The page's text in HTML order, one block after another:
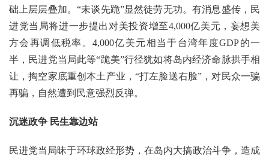
础上层层叠加。“未谈先跪”显然徒劳无功。有消息盛传，民
进党当局将进一步提出对美投资增至4,000亿美元，妄想美
方会再调低税率。4,000亿美元相当于台湾年度GDP的一
半，民进党当局此等“跪美”行径犹如将岛内经济命脉拱手相
让，掏空家底重创本土产业，“打左脸送右脸”，对民众一骗
再骗，自然遭到民意强烈反弹。
沉迷政争 民生靠边站
民进党当局昧于环球政经形势，在岛内大搞政治斗争，造成